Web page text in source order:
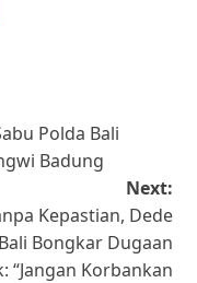
Polda Bali
Badung
Next:
Kepastian, Dede
Bongkar Dugaan
“Jangan Korbankan